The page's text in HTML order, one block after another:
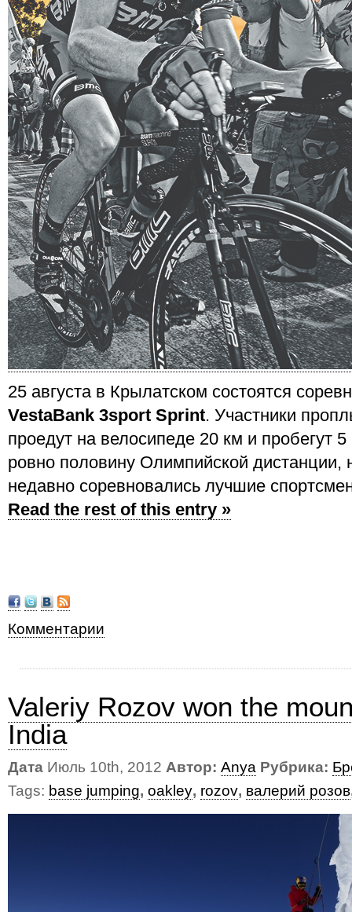
25 августа в Крылатском состоятся
VestaBank 3sport Sprint. Участники
проедут на велосипеде 20 км и пробегут 5
ровно половину Олимпийской дистанции,
недавно соревновались лучшие
Read the rest of this entry »
Комментарии
Valeriy Rozov won the
India
Дата Июль 10th, 2012 Автор: Anya Рубрика:
Tags: base jumping, oakley, rozov, валерий розов